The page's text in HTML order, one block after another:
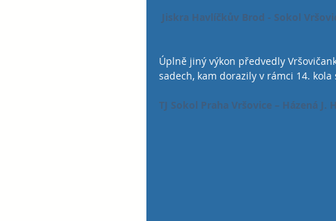
Jiskra Havlíčkův Brod - Sokol
Úplně jiný výkon předvedly
sadech, kam dorazily v rámci 14.
TJ Sokol Praha Vršovice – Házená J.